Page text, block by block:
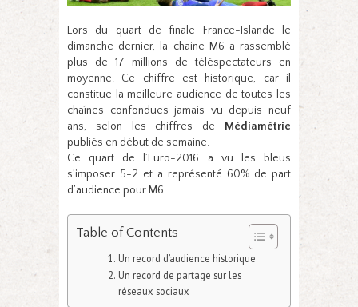
Lors du quart de finale France-Islande le
dimanche dernier, la chaine M6 a rassemblé
plus de 17 millions de téléspectateurs en
moyenne. Ce chiffre est historique, car il
constitue la meilleure audience de toutes les
chaînes confondues jamais vu depuis neuf
ans, selon les chiffres de
Médiamétrie
publiés en début de semaine.
Ce quart de l’Euro-2016 a vu les bleus
s’imposer 5-2 et a représenté 60% de part
d’audience pour M6.
Table of Contents
Un record d’audience historique
Un record de partage sur les
réseaux sociaux